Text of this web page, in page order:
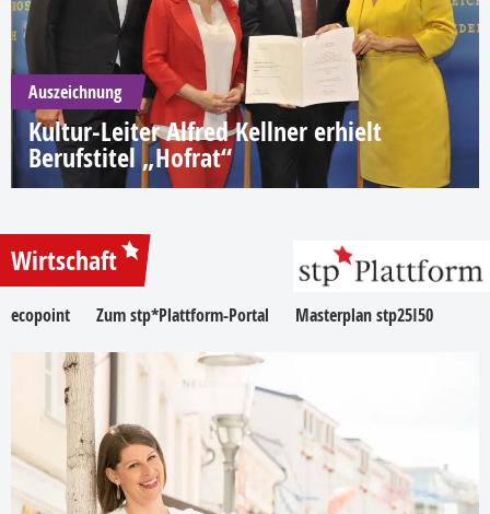
Auszeichnung
Kultur-Leiter Alfred Kellner erhielt
Berufstitel „Hofrat“
Wirtschaft
ecopoint Zum stp*Plattform-Portal Masterplan stp25I50